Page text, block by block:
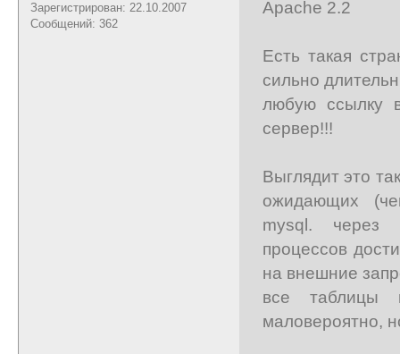
Зарегистрирован: 22.10.2007
Сообщений: 362
Apache 2.2
Есть такая
сильно
любую ссылку
сервер!!!
Выглядит это
ожидающих
mysql. через
процессов
на внешние
все таблицы
маловероятно,